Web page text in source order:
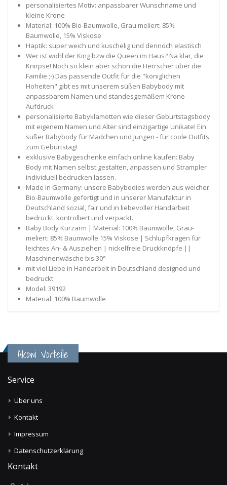
personalisiertes Motiv: anpassbarer Wunschname und
kleine Krone
Material: 100% Bio-Baumwolle, Grau meliert: 85%
Baumwolle, 15% Viskose
Haptik: super weich und kuschelig und dennoch elastisch
Wer ist wohl der King bzw die Queen im Haus? Na klar, die
Knirpse! Noch so klein aber schon die Herrscher über die
Familie ;-) Das passende Outfit für die "königlichen
Hoheiten" gibt es mit unserem süßen Babybody mit
anpassbarem Namen und standesgemäßem Krone
Aufdruck
personalisierte Babyklamotten wie dieser Geburtstagsbody
mit eigenem Namen und Alter sind einzigartige Unikate! Ein
süßer Babybody für Mädchen und Jungen - für coole Outfits
zum Geburtstag!
exklusive Babygeschenke einfach online kaufen: Baby
Body mit Namen selbst gestalten, anpassen und Strampler
individuell bedrucken lassen.
Made in Germany: unsere Babybodies werden aus weicher
Bio-Baumwolle gefertigt und in unserer Manufaktur in
Deutschland sozial, fair und in liebevoller Handarbeit
bedruckt, kontrolliert und verpackt.
Baby Body Kurzarm | Material: 100% Baumwolle, Grau-
meliert: 85% Baumwolle 15% Viskose | Schlupfkragen für
leichtes An- & Ausziehen | nickelfreie Druckknöpfe ||
Maschinenwäsche bis 30°
mit viel Liebe in Handarbeit in Deutschland designed und
bedruckt
Model: 39192
Material: 100% Baumwolle
Akowi Vorteile
Service
Über uns
Kontakt
Impressum
Datenschutzerklärung
Kontakt